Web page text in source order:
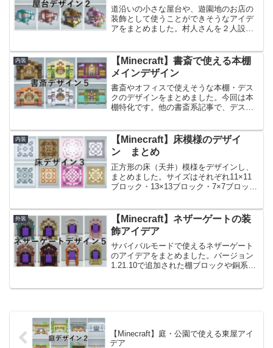
道沿いの小さな屋台や、遊園地のお店の
装飾として使うことができそうなアイデ
アをまとめました。村人さんを２人設置
で、建築エリアの雰囲気に合ったデザイ
ンをお選びください。以前作...
内装
【Minecraft】書斎で使える本棚
メインデザイン
書斎やオフィスで使えそうな本棚・デス
クのデザインをまとめました。今回は本
棚特化です。他の書斎系記事で、デスク
用ください。前回作った書斎のアイデア
はこちらです。【Mine...
内装
【Minecraft】床模様のデザイ
ン まとめ
正方形の床（天井）模様をデザインし、
まとめました。サイズはそれぞれ11×11
ブロック・13×13ブロック・7×7ブロック
さい。前回作った床デザインはこちらで
す。【Min...
外装
【Minecraft】ネザーゲートの装
飾アイデア
サバイバルモードで使えるネザーゲート
のアイデアをまとめました。バージョン
1.21.10で追加された棚ブロックや銅系の
【Minecraft】庭・公園で使える東屋アイ
デア